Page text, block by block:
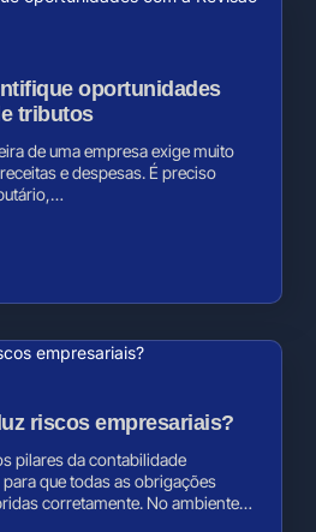
oportunidades
tributos
de uma empresa exige muito
e despesas. É preciso
riscos empresariais?
pilares da contabilidade
que todas as obrigações
corretamente. No ambiente…